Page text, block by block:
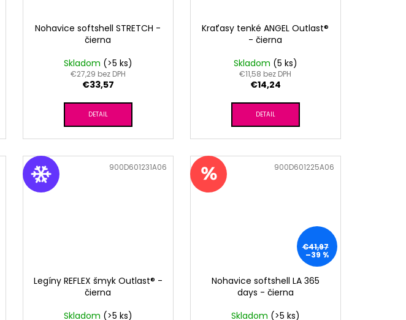
Nohavice softshell STRETCH -
čierna
Skladom (>5 ks)
€27,29 bez DPH
€33,57
DETAIL
Kraťasy tenké ANGEL Outlast®
- čierna
Skladom (5 ks)
€11,58 bez DPH
€14,24
DETAIL
Legíny REFLEX šmyk Outlast® -
čierna
Skladom (>5 ks)
900D601231A06
€41,97
–39 %
Nohavice softshell LA 365
days - čierna
Skladom (>5 ks)
900D601225A06